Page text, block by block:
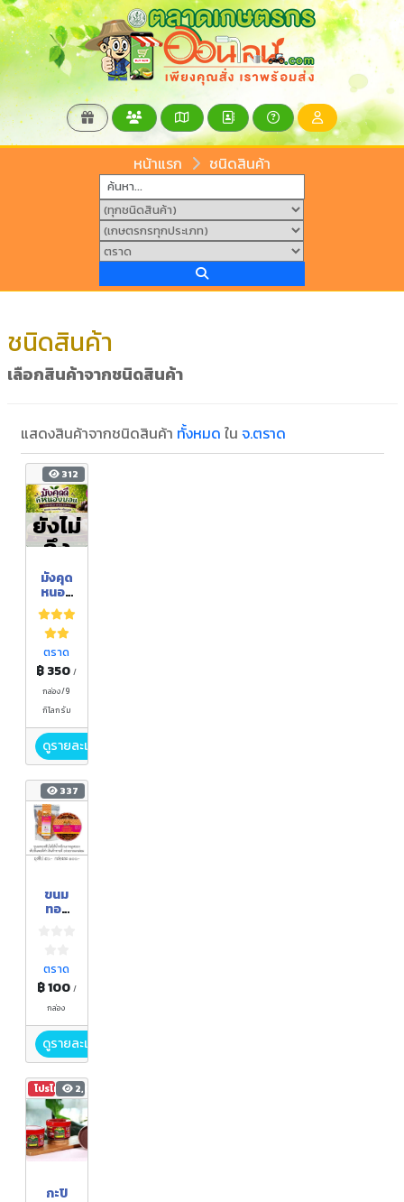
หน้าแรก ชนิดสินค้า
ชนิดสินค้า
เลือกสินค้าจากชนิดสินค้า
แสดงสินค้าจากชนิดสินค้า ทั้งหมด ใน จ.ตราด
312
ยังไม่
ถึง
ฤดูกา
ล
มังคุด
หนอง
บอน
ตราด
฿ 350/
กล่อง/9
กิโลกรัม
ดูรายละเอียด
337
ขนม
ทอง
ตราด
฿ 100 /
กล่อง
ดูรายละเอียด
โปรโมชัน2,067
กะปิ